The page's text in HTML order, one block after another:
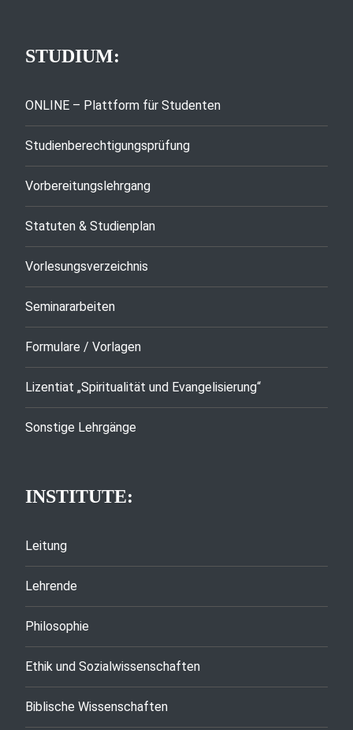
STUDIUM:
ONLINE – Plattform für Studenten
Studienberechtigungsprüfung
Vorbereitungslehrgang
Statuten & Studienplan
Vorlesungsverzeichnis
Seminararbeiten
Formulare / Vorlagen
Lizentiat „Spiritualität und Evangelisierung“
Sonstige Lehrgänge
INSTITUTE:
Leitung
Lehrende
Philosophie
Ethik und Sozialwissenschaften
Biblische Wissenschaften